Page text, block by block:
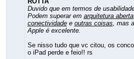
Duvido que em termos de
Podem superar em arquitetura aberta
conectividadee outras coisas, mas
Apple é excelente.
Se nisso tudo que vc citou, os
o iPad perde e feio!! rs